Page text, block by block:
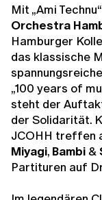
Mit „Ami
Orchestra
Hamburger
das klassische
„100 years of
steht der
der Solidarität.
JCOHH treffen
Miyagi, Bambi &
Partituren auf